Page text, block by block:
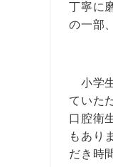
丁寧に
の一部
小学
ていた
口腔衛
もあり
だき時